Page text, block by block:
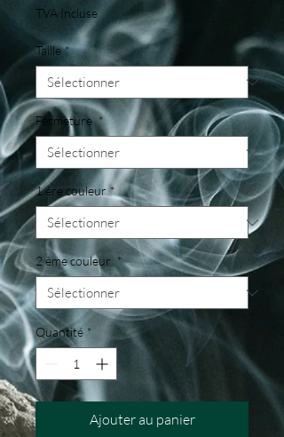
TVA Incluse
Taille *
Fermeture *
1 ère couleur *
2 ème couleur *
Quantité *
Ajouter au panier